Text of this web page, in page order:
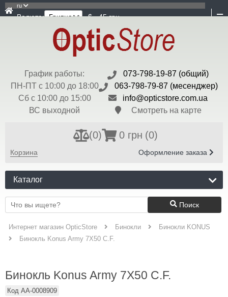
ru
Валюта: $ - 45 грн
График работы:
ПН-ПТ с 10:00 до 18:00
Сб с 10:00 до 15:00
ВС выходной
073-798-19-87 (общий)
063-798-79-87 (месенджер)
info@opticstore.com.ua
Смотреть на карте
(0) 0 грн (0)
Корзина Оформление заказа
Каталог
Поиск
Интернет магазин OpticStore Бинокли
Бинокли KONUS
Бинокль Konus Army 7X50 C.F.
Бинокль Konus Army 7X50 C.F.
Код AA-0008909